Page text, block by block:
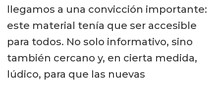
llegamos a una convicción importante:
este material tenía que ser accesible
para todos. No solo informativo, sino
también cercano y, en cierta medida,
lúdico, para que las nuevas